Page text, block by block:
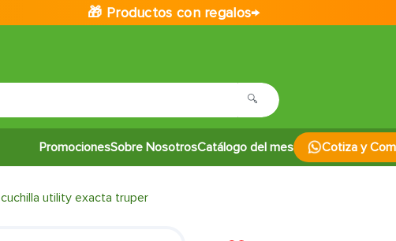
🎁 Productos con regalos→
PromocionesSobre NosotrosCatálogo del mes Cotiza y
cuchilla utility exacta truper